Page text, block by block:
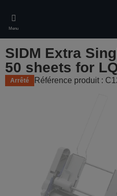
main
content
Menu
SIDM Extra
50 sheets for
Arrêté Référence produit :